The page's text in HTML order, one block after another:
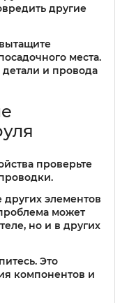
другие
места.
и провода
проверьте
элементов
может
но и в других
Это
компонентов и